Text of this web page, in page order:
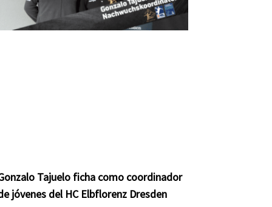
Tajuelo ficha como coordinador
jóvenes del HC Elbflorenz Dresden